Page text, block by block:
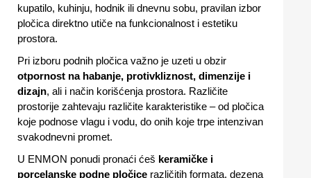
kupatilo, kuhinju, hodnik ili dnevnu sobu, pravilan izbor
pločica direktno utiče na funkcionalnost i estetiku
prostora.
Pri izboru podnih pločica važno je uzeti u obzir
otpornost na habanje, protivkliznost, dimenzije i
dizajn, ali i način korišćenja prostora. Različite
prostorije zahtevaju različite karakteristike – od pločica
koje podnose vlagu i vodu, do onih koje trpe intenzivan
svakodnevni promet.
U ENMON ponudi pronaći ćeš keramičke i
porcelanske podne pločice različitih formata, dezena